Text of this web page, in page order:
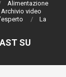
Alimentazione
Archivio video
La
SU